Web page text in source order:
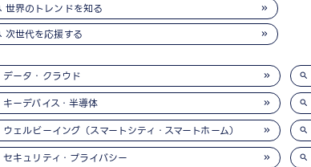
世界のトレンドを知る
次世代を応援する
データ・クラウド
キーデバイス・半導体
ウェルビーイング（スマートシティ・スマートホーム）
セキュリティ・プライバシー